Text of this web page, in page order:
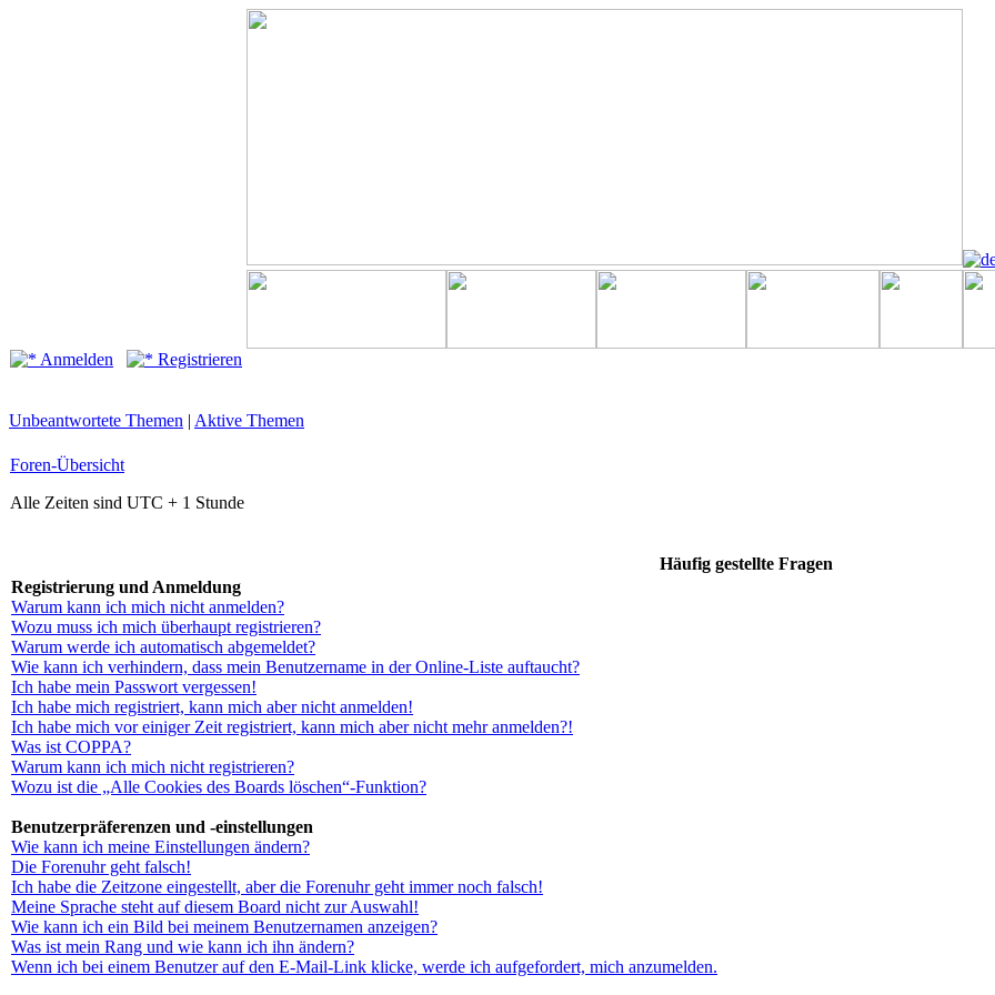
Anmelden Registrieren
Unbeantwortete Themen | Aktive Themen
Foren-Übersicht
Alle Zeiten sind UTC + 1 Stunde
Häufig gestellte Fragen
Registrierung und Anmeldung
Warum kann ich mich nicht anmelden?
Wozu muss ich mich überhaupt registrieren?
Warum werde ich automatisch abgemeldet?
Wie kann ich verhindern, dass mein Benutzername in der Online-Liste auftaucht?
Ich habe mein Passwort vergessen!
Ich habe mich registriert, kann mich aber nicht anmelden!
Ich habe mich vor einiger Zeit registriert, kann mich aber nicht mehr anmelden?!
Was ist COPPA?
Warum kann ich mich nicht registrieren?
Wozu ist die „Alle Cookies des Boards löschen“-Funktion?
Benutzerpräferenzen und -einstellungen
Wie kann ich meine Einstellungen ändern?
Die Forenuhr geht falsch!
Ich habe die Zeitzone eingestellt, aber die Forenuhr geht immer noch falsch!
Meine Sprache steht auf diesem Board nicht zur Auswahl!
Wie kann ich ein Bild bei meinem Benutzernamen anzeigen?
Was ist mein Rang und wie kann ich ihn ändern?
Wenn ich bei einem Benutzer auf den E-Mail-Link klicke, werde ich aufgefordert, mich anzumelden.